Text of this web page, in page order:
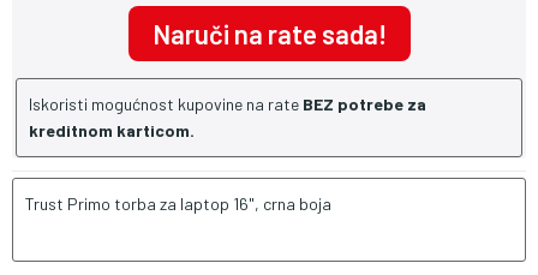
Naruči na rate sada!
Iskoristi mogućnost kupovine na rate BEZ potrebe za
kreditnom karticom.
Trust Primo torba za laptop 16", crna boja